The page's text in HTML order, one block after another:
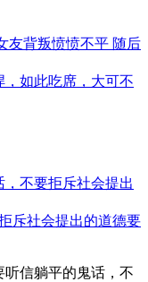
友背叛愤愤不平 随后
如此吃席，大可不
斥社会提出的道德要
信躺平的鬼话，不